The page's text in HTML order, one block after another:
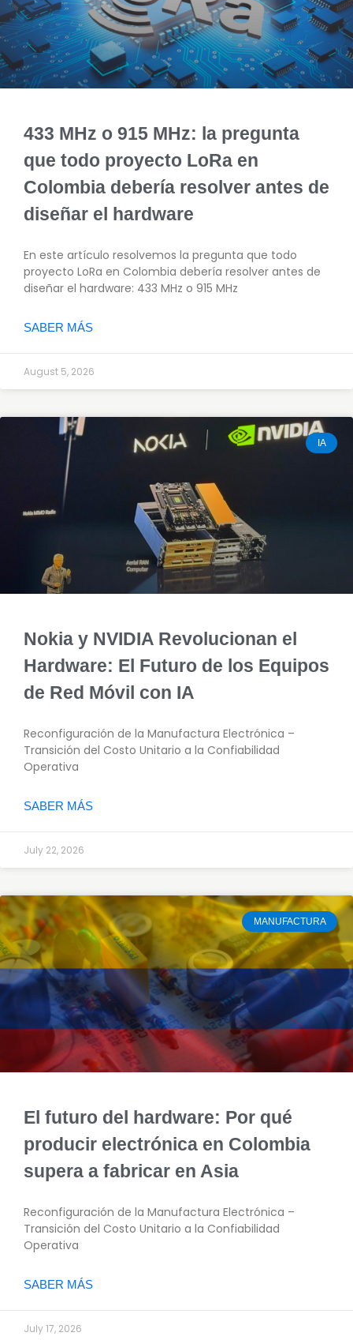
433 MHz o 915 MHz: la pregunta
que todo proyecto LoRa en
Colombia debería resolver antes de
diseñar el hardware
En este artículo resolvemos la pregunta que todo
proyecto LoRa en Colombia debería resolver antes de
diseñar el hardware: 433 MHz o 915 MHz
SABER MÁS
August 5, 2026
IA
Nokia y NVIDIA Revolucionan el
Hardware: El Futuro de los Equipos
de Red Móvil con IA
Reconfiguración de la Manufactura Electrónica –
Transición del Costo Unitario a la Confiabilidad
Operativa
SABER MÁS
July 22, 2026
MANUFACTURA
El futuro del hardware: Por qué
producir electrónica en Colombia
supera a fabricar en Asia
Reconfiguración de la Manufactura Electrónica –
Transición del Costo Unitario a la Confiabilidad
Operativa
SABER MÁS
July 17, 2026